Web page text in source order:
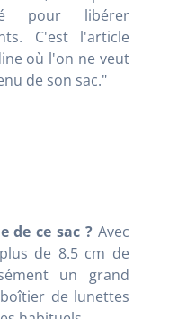
pour libérer
C'est l'article
où l'on ne veut
de son sac."
de ce sac ? Avec
de 8.5 cm de
un grand
de lunettes